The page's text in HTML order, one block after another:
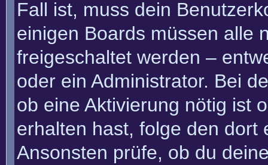
Fall ist, muss dein
einigen Boards müssen alle
freigeschaltet werden –
oder ein Administrator. Bei
ob eine Aktivierung nötig ist
erhalten hast, folge den dort
Ansonsten prüfe, ob du